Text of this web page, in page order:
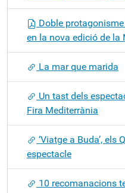
Doble
en la nova edició de la
La mar que marida
Un tast dels
Fira Mediterrània
‘Viatge a Buda’, els
espectacle
10 recomanacions